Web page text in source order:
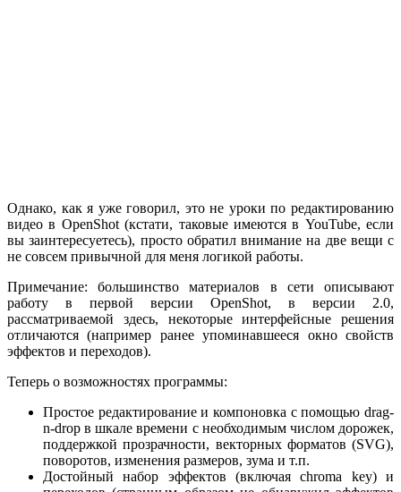
Однако, как я уже говорил, это не уроки по редактированию
видео в OpenShot (кстати, таковые имеются в YouTube, если
вы заинтересуетесь), просто обратил внимание на две вещи с
не совсем привычной для меня логикой работы.
Примечание: большинство материалов в сети описывают
работу в первой версии OpenShot, в версии 2.0,
рассматриваемой здесь, некоторые интерфейсные решения
отличаются (например ранее упоминавшееся окно свойств
эффектов и переходов).
Теперь о возможностях программы:
Простое редактирование и компоновка с помощью drag-
n-drop в шкале времени с необходимым числом дорожек,
поддержкой прозрачности, векторных форматов (SVG),
поворотов, изменения размеров, зума и т.п.
Достойный набор эффектов (включая chroma key) и